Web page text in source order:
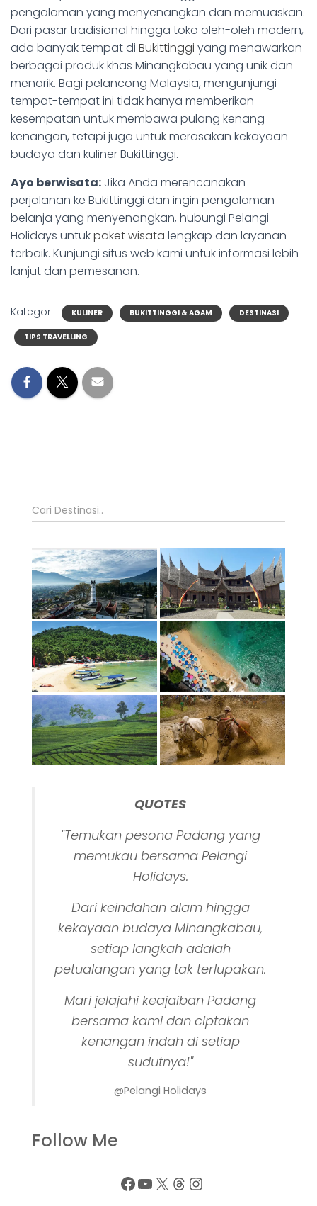
pengalaman yang menyenangkan dan memuaskan.
Dari pasar tradisional hingga toko oleh-oleh modern,
ada banyak tempat di Bukittinggi yang menawarkan
berbagai produk khas Minangkabau yang unik dan
menarik. Bagi pelancong Malaysia, mengunjungi
tempat-tempat ini tidak hanya memberikan
kesempatan untuk membawa pulang kenang-
kenangan, tetapi juga untuk merasakan kekayaan
budaya dan kuliner Bukittinggi.
Ayo berwisata: Jika Anda merencanakan
perjalanan ke Bukittinggi dan ingin pengalaman
belanja yang menyenangkan, hubungi Pelangi
Holidays untukpaket wisata lengkap dan layanan
terbaik. Kunjungi situs web kami untuk informasi lebih
lanjut dan pemesanan.
Kategori: KULINER BUKITTINGGI & AGAM DESTINASI
TIPS TRAVELLING
QUOTES
"Temukan pesona Padang yang
memukau bersama Pelangi
Holidays.
Dari keindahan alam hingga
kekayaan budaya Minangkabau,
setiap langkah adalah
petualangan yang tak terlupakan.
Mari jelajahi keajaiban Padang
bersama kami dan ciptakan
kenangan indah di setiap
sudutnya!"
@Pelangi Holidays
Follow Me